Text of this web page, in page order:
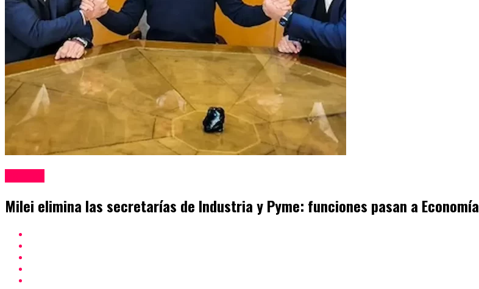
Milei elimina las secretarías de Industria y Pyme: funciones pasan a Economía